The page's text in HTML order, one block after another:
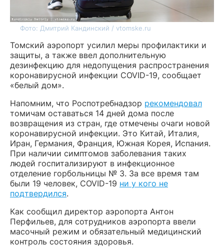
Фото: Дмитрий Кандинский / vtomske.ru
Томский аэропорт усилил меры профилактики и
защиты, а также ввел дополнительную
дезинфекцию для недопущения распространения
коронавирусной инфекции COVID-19, сообщает
«белый дом».
Напомним, что Роспотребнадзор рекомендовал
томичам оставаться 14 дней дома после
возвращения из стран, где отмечены очаги новой
коронавирусной инфекции. Это Китай, Италия,
Иран, Германия, Франция, Южная Корея, Испания.
При наличии симптомов заболевания таких
людей госпитализируют в инфекционное
отделение горбольницы № 3. За все время там
были 19 человек, COVID-19 ни у кого не
подтвердился.
Как сообщил директор аэропорта Антон
Перфильев, для сотрудников аэропорта ввели
масочный режим и обязательный медицинский
контроль состояния здоровья.